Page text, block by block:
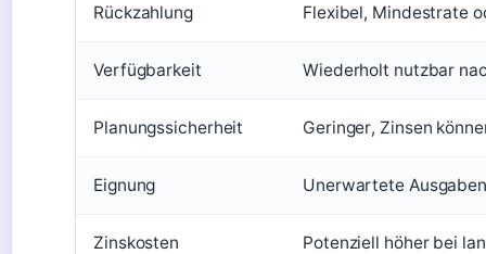
Rückzahlung Flexibel, Mindestrate
Verfügbarkeit Wiederholt nutzbar
Planungssicherheit Geringer, Zinsen
Eignung Unerwartete
Zinskosten Potenziell höher bei